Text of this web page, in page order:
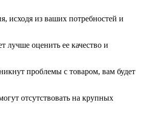
исходя из ваших потребностей и
лучше оценить ее качество и
проблемы с товаром, вам будет
отсутствовать на крупных